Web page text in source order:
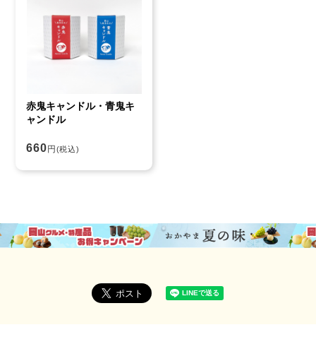
赤鬼キャンドル・青鬼キ
ャンドル
660 円 (税込)